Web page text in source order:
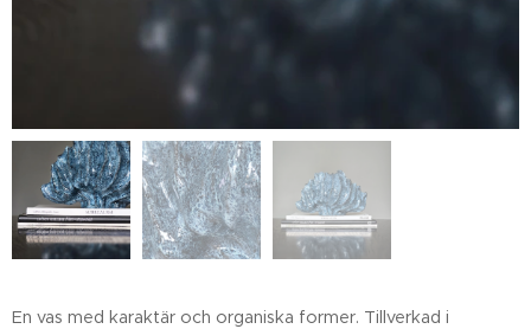
En vas med karaktär och organiska former. Tillverkad i